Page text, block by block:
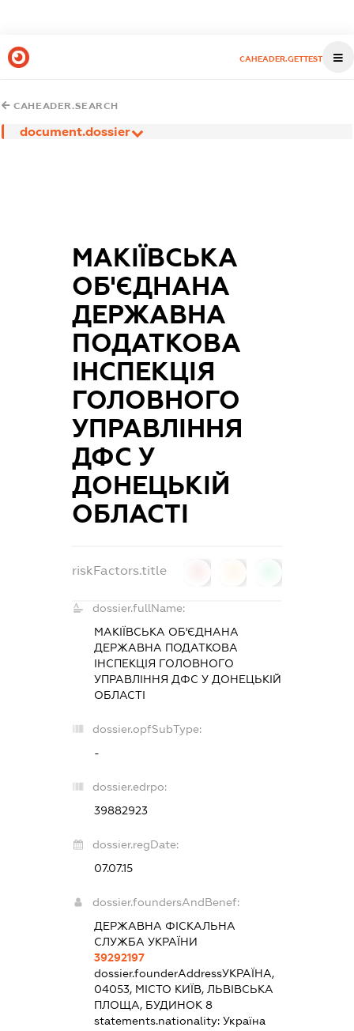
CAHEADER.GETTEST
CAHEADER.SEARCH
document.dossier
МАКІЇВСЬКА
ОБ'ЄДНАНА
ДЕРЖАВНА
ПОДАТКОВА
ІНСПЕКЦІЯ
ГОЛОВНОГО
УПРАВЛІННЯ
ДФС У
ДОНЕЦЬКІЙ
ОБЛАСТІ
riskFactors.title
dossier.fullName:
МАКІЇВСЬКА ОБ'ЄДНАНА
ДЕРЖАВНА ПОДАТКОВА
ІНСПЕКЦІЯ ГОЛОВНОГО
УПРАВЛІННЯ ДФС У ДОНЕЦЬКІЙ
ОБЛАСТІ
dossier.opfSubType:
-
dossier.edrpo:
39882923
dossier.regDate:
07.07.15
dossier.foundersAndBenef:
ДЕРЖАВНА ФІСКАЛЬНА
СЛУЖБА УКРАЇНИ
39292197
dossier.founderAddressУКРАЇНА,
04053, МІСТО КИЇВ, ЛЬВІВСЬКА
ПЛОЩА, БУДИНОК 8
statements.nationality: Україна